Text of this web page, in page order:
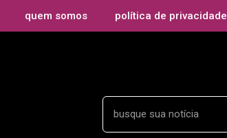
quem somos política de privacidade